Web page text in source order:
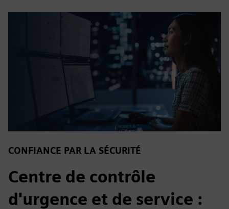
CONFIANCE PAR LA SÉCURITÉ
Centre de contrôle
d'urgence et de service :